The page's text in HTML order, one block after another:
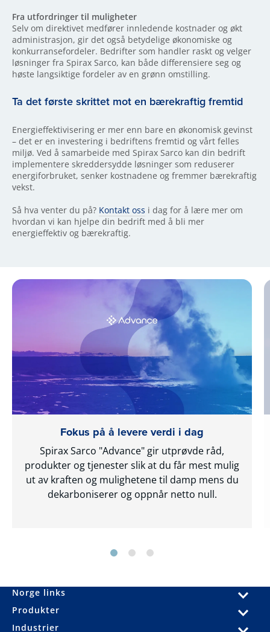
Fra utfordringer til muligheter
Selv om direktivet medfører innledende kostnader og økt
administrasjon, gir det også betydelige økonomiske og
konkurransefordeler. Bedrifter som handler raskt og velger
løsninger fra Spirax Sarco, kan både differensiere seg og
høste langsiktige fordeler av en grønn omstilling.
Ta det første skrittet mot en bærekraftig fremtid
Energieffektivisering er mer enn bare en økonomisk gevinst
– det er en investering i bedriftens fremtid og vårt felles
miljø. Ved å samarbeide med Spirax Sarco kan din bedrift
implementere skreddersydde løsninger som reduserer
energiforbruket, senker kostnadene og fremmer bærekraftig
vekst.
Så hva venter du på? Kontakt oss i dag for å lære mer om
hvordan vi kan hjelpe din bedrift med å bli mer
energieffektiv og bærekraftig.
Fokus på å levere verdi i dag
Spirax Sarco "Advance" gir utprøvde råd,
produkter og tjenester slik at du får mest mulig
ut av kraften og mulighetene til damp mens du
dekarboniserer og oppnår netto null.
Norge links
Produkter
Industrier